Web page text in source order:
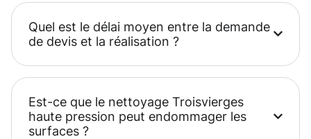
Quel est le délai moyen entre la demande
de devis et la réalisation ?
Est-ce que le nettoyage Troisvierges
haute pression peut endommager les
surfaces ?